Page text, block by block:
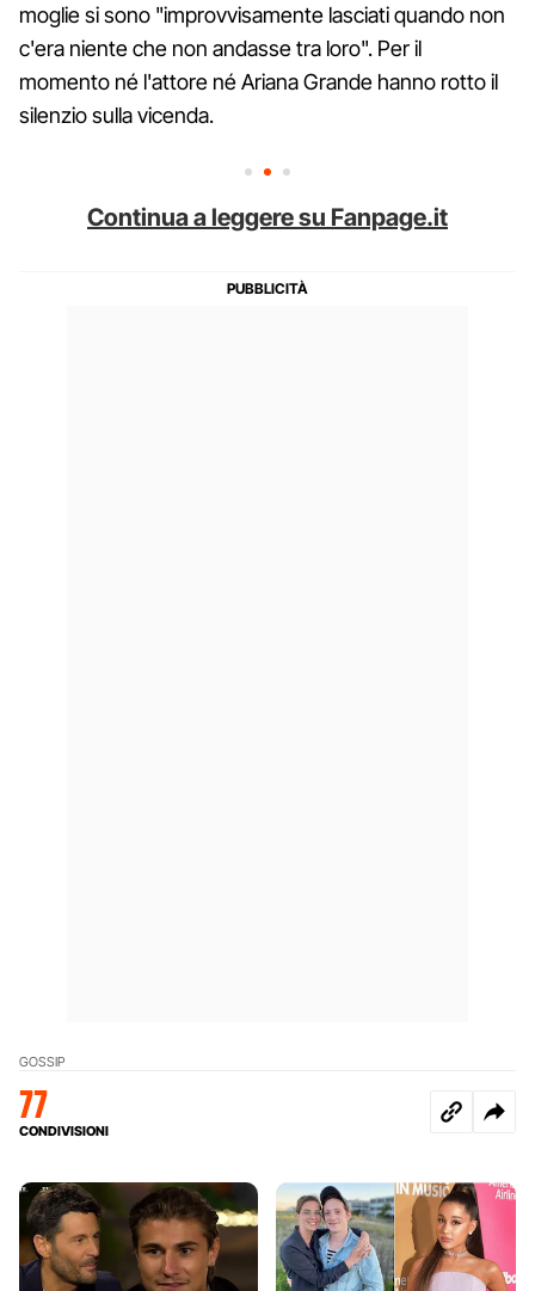
moglie si sono "improvvisamente lasciati quando non
c'era niente che non andasse tra loro". Per il
momento né l'attore né Ariana Grande hanno rotto il
silenzio sulla vicenda.
Continua a leggere su Fanpage.it
GOSSIP
77
CONDIVISIONI